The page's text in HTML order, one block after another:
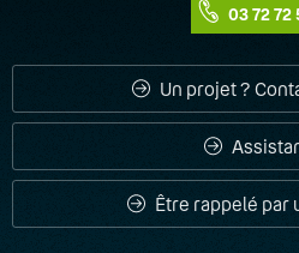
03 72 72
Un projet ?
Être rappelé par